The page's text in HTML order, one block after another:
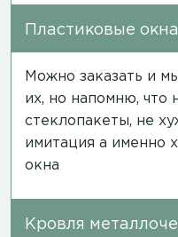
Пластиковые окна
Можно заказать и
их, но напомню, что
стеклопакеты, не
имитация а именно
окна
Кровля